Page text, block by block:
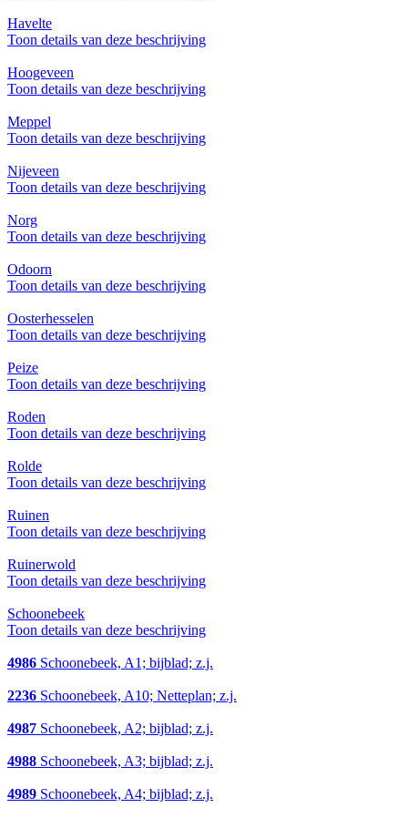
Havelte
Toon details van deze beschrijving
Hoogeveen
Toon details van deze beschrijving
Meppel
Toon details van deze beschrijving
Nijeveen
Toon details van deze beschrijving
Norg
Toon details van deze beschrijving
Odoorn
Toon details van deze beschrijving
Oosterhesselen
Toon details van deze beschrijving
Peize
Toon details van deze beschrijving
Roden
Toon details van deze beschrijving
Rolde
Toon details van deze beschrijving
Ruinen
Toon details van deze beschrijving
Ruinerwold
Toon details van deze beschrijving
Schoonebeek
Toon details van deze beschrijving
4986 Schoonebeek, A1; bijblad; z.j.
2236 Schoonebeek, A10; Netteplan; z.j.
4987 Schoonebeek, A2; bijblad; z.j.
4988 Schoonebeek, A3; bijblad; z.j.
4989 Schoonebeek, A4; bijblad; z.j.